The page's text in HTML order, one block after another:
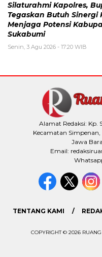
Silaturahmi Kapolres,
Tegaskan Butuh Sinergi
Menjaga Potensi
Sukabumi
Senin, 3 Agu 2026 - 17:20 WIB
Alamat Redaksi: Kp.
Kecamatan
Jawa
Email:
TENTANG KAMI
COPYRIGHT © 2026